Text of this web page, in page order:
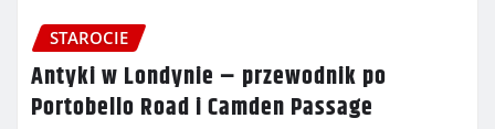
STAROCIE
Antyki w Londynie – przewodnik po
Portobello Road i Camden Passage